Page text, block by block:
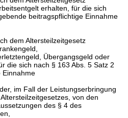
erhalten, für die sich
beitragspflichtige Einnahme
dem Altersteilzeitgesetz
Übergangsgeld oder
die sich nach § 163 Abs. 5 Satz 2
Einnahme
im Fall der Leistungserbringung
von den
des § 4 des